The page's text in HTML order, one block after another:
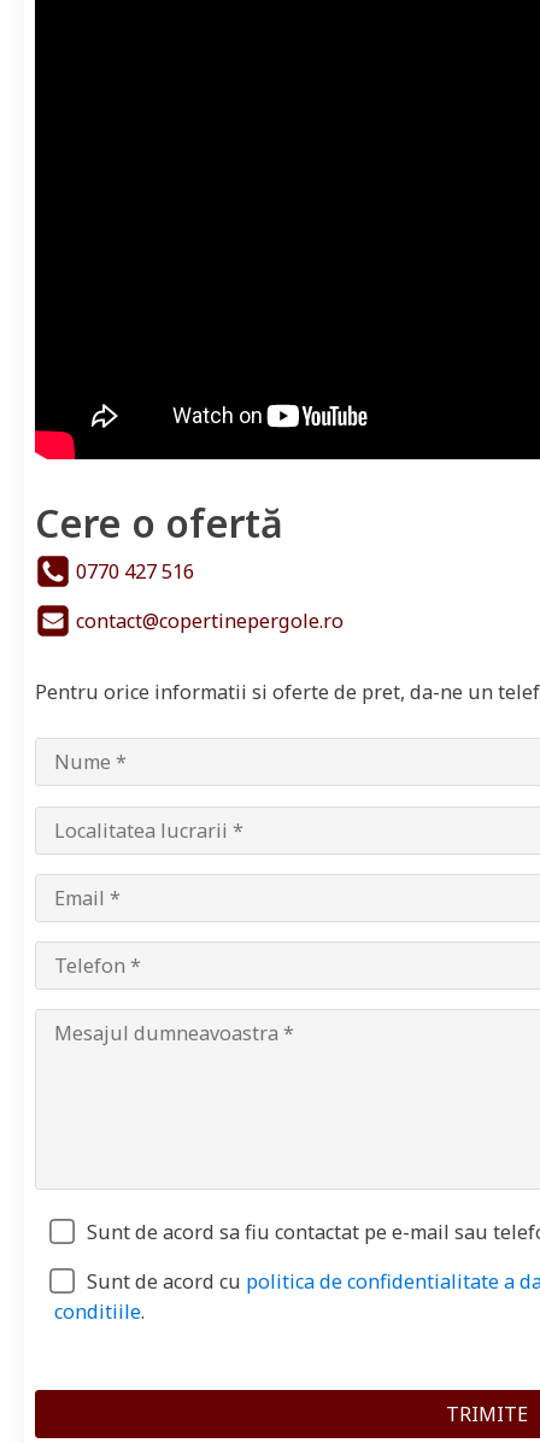
Cere o ofertă
0770 427 516
contact@copertinepergole.ro
Pentru orice informatii si oferte de pret, da-ne un
Sunt de acord sa fiu contactat pe e-mail sau
Sunt de acord cu politica de confidentialitate a
conditiile.